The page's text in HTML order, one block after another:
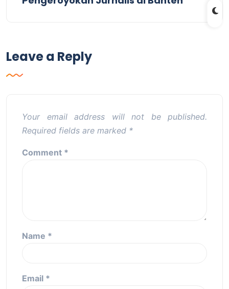
Leave a Reply
Your email address will not be published.
Required fields are marked *
Comment *
Name *
Email *